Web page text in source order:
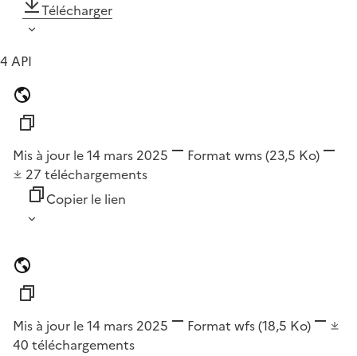
Télécharger
4 API
Mis à jour le 14 mars 2025 Format wms(23,5 Ko)
27 téléchargements
Copier le lien
Mis à jour le 14 mars 2025 Format wfs(18,5 Ko)
40 téléchargements